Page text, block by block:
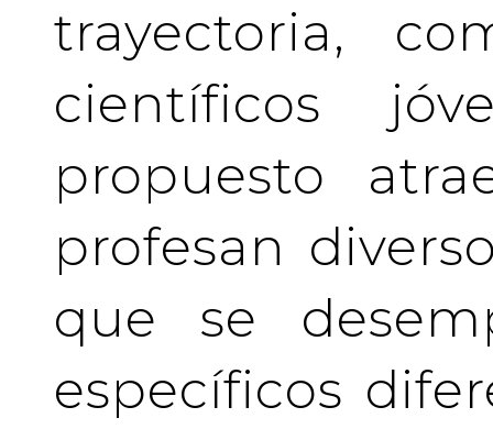
trayectoria,
científicos
propuesto
profesan
que se
específicos